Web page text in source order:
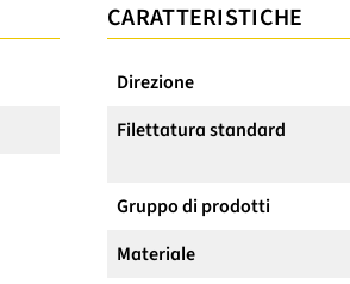
CARATTERISTICHE
Direzione
Filettatura standard
Gruppo di prodotti
Materiale